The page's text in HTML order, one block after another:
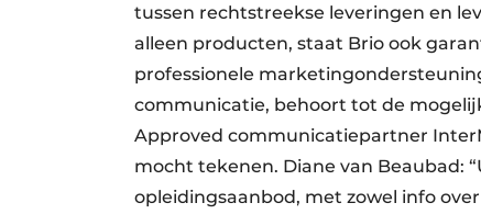
tussen rechtstreekse leveringen en
alleen producten, staat Brio ook
professionele
communicatie, behoort tot de
Approved communicatiepartner
mocht tekenen. Diane van Beaubad:
opleidingsaanbod, met zowel info